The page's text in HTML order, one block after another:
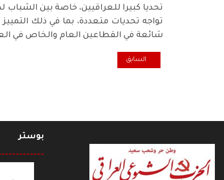
تحديا كبيرا للعراقيين، خاصة بين
تواجه تحديات متعددة، بما في ذلك
شائعة في القطاعين العام والخاص في
المقال السابق: القصور القانوني عند خلو منصب رئيس
السابق
بوستر